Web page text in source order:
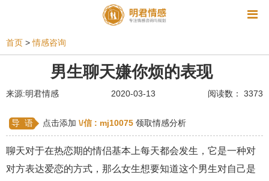
相亲 同性恋 恋爱技巧 挽回爱情
挽救婚姻 星座情感 离婚 心情
姻缘测试 分娩
水瓶座男生 摩羯座男生 射手座男生
首页 > 情感咨询
男生聊天嫌你烦的表现
来源:明君情感 2020-03-13 阅读数： 3373
导 语 点击添加 \/信 : mj10075 领取情感分析
聊天对于在热恋期的情侣基本上每天都会发生，它是一种对
对方表达爱恋的方式，那么女生想要知道这个男生对自己是